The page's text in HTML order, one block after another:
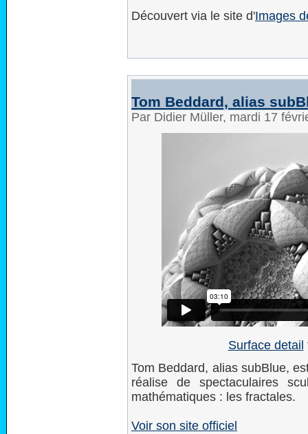
Découvert via le site d'Images
Tom Beddard, alias
Par Didier Müller, mardi 17
Surface detail
Tom Beddard, alias subBlue,
réalise de spectaculaires
mathématiques : les fractales.
Voir son site officiel